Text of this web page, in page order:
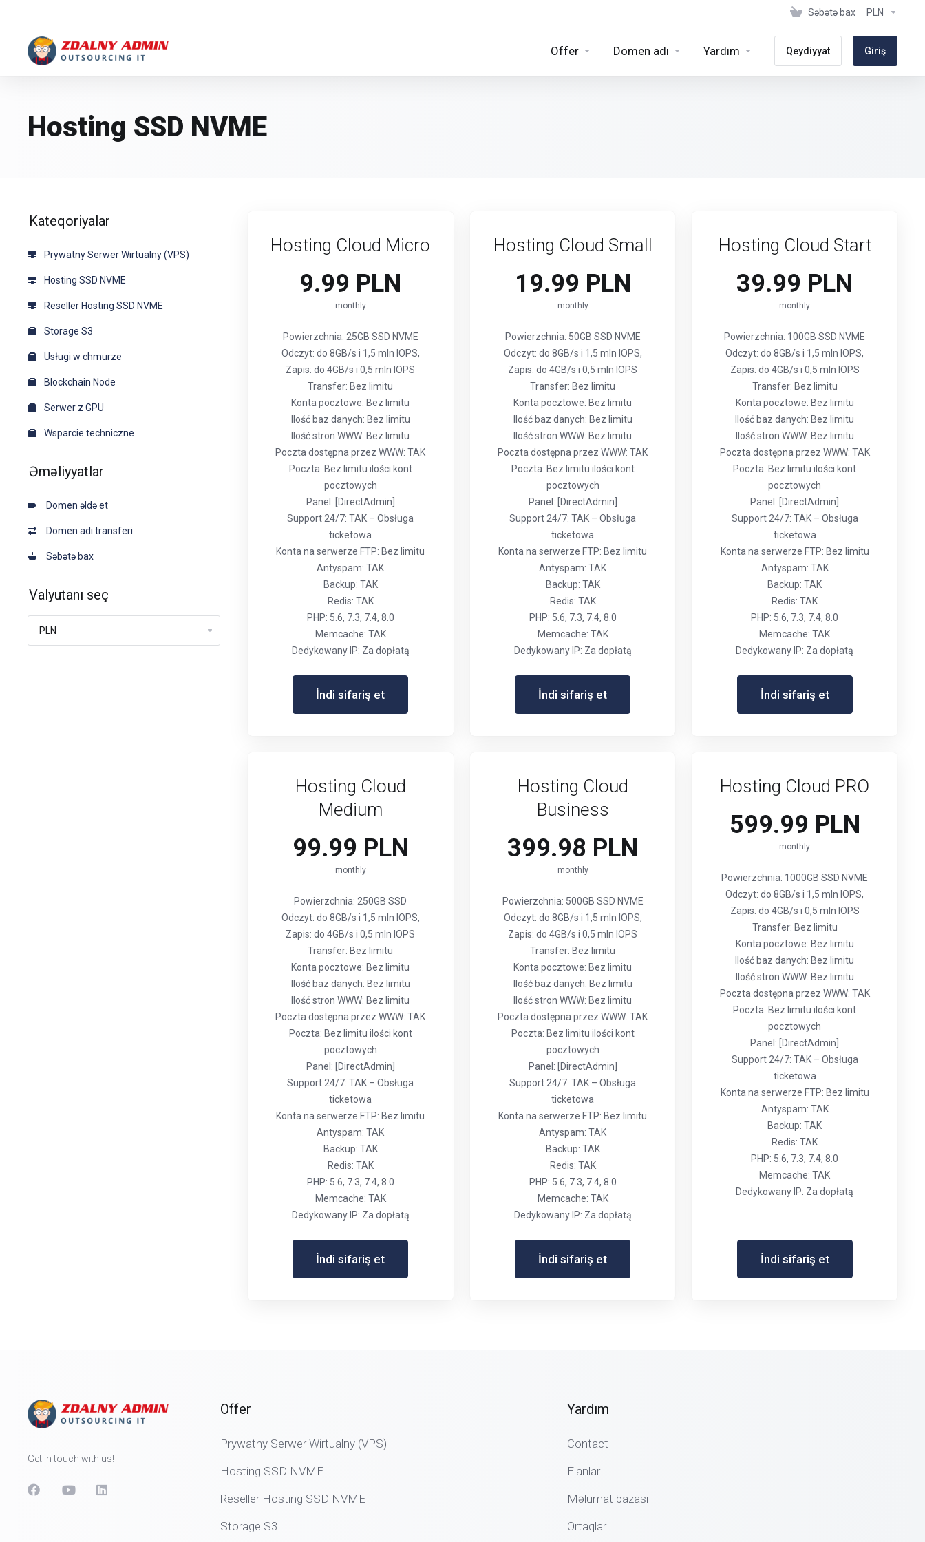
Səbətə bax PLN
Offer Domen adı Yardım Qeydiyyat Giriş
Hosting SSD NVME
Kateqoriyalar
Prywatny Serwer Wirtualny (VPS)
Hosting SSD NVME
Reseller Hosting SSD NVME
Storage S3
Usługi w chmurze
Blockchain Node
Serwer z GPU
Wsparcie techniczne
Əməliyyatlar
Domen əldə et
Domen adı transferi
Səbətə bax
Valyutanı seç
Hosting Cloud Micro
9.99 PLN
monthly
Powierzchnia: 25GB SSD NVME
Odczyt: do 8GB/s i 1,5 mln IOPS,
Zapis: do 4GB/s i 0,5 mln IOPS
Transfer: Bez limitu
Konta pocztowe: Bez limitu
Ilość baz danych: Bez limitu
Ilość stron WWW: Bez limitu
Poczta dostępna przez WWW: TAK
Poczta: Bez limitu ilości kont
pocztowych
Panel: [DirectAdmin]
Support 24/7: TAK – Obsługa
ticketowa
Konta na serwerze FTP: Bez limitu
Antyspam: TAK
Backup: TAK
Redis: TAK
PHP: 5.6, 7.3, 7.4, 8.0
Memcache: TAK
Dedykowany IP: Za dopłatą
İndi sifariş et
Hosting Cloud Small
19.99 PLN
monthly
Powierzchnia: 50GB SSD NVME
Odczyt: do 8GB/s i 1,5 mln IOPS,
Zapis: do 4GB/s i 0,5 mln IOPS
Transfer: Bez limitu
Konta pocztowe: Bez limitu
Ilość baz danych: Bez limitu
Ilość stron WWW: Bez limitu
Poczta dostępna przez WWW: TAK
Poczta: Bez limitu ilości kont
pocztowych
Panel: [DirectAdmin]
Support 24/7: TAK – Obsługa
ticketowa
Konta na serwerze FTP: Bez limitu
Antyspam: TAK
Backup: TAK
Redis: TAK
PHP: 5.6, 7.3, 7.4, 8.0
Memcache: TAK
Dedykowany IP: Za dopłatą
İndi sifariş et
Hosting Cloud Start
39.99 PLN
monthly
Powierzchnia: 100GB SSD NVME
Odczyt: do 8GB/s i 1,5 mln IOPS,
Zapis: do 4GB/s i 0,5 mln IOPS
Transfer: Bez limitu
Konta pocztowe: Bez limitu
Ilość baz danych: Bez limitu
Ilość stron WWW: Bez limitu
Poczta dostępna przez WWW: TAK
Poczta: Bez limitu ilości kont
pocztowych
Panel: [DirectAdmin]
Support 24/7: TAK – Obsługa
ticketowa
Konta na serwerze FTP: Bez limitu
Antyspam: TAK
Backup: TAK
Redis: TAK
PHP: 5.6, 7.3, 7.4, 8.0
Memcache: TAK
Dedykowany IP: Za dopłatą
İndi sifariş et
Hosting Cloud
Medium
99.99 PLN
monthly
Powierzchnia: 250GB SSD
Odczyt: do 8GB/s i 1,5 mln IOPS,
Zapis: do 4GB/s i 0,5 mln IOPS
Transfer: Bez limitu
Konta pocztowe: Bez limitu
Ilość baz danych: Bez limitu
Ilość stron WWW: Bez limitu
Poczta dostępna przez WWW: TAK
Poczta: Bez limitu ilości kont
pocztowych
Panel: [DirectAdmin]
Support 24/7: TAK – Obsługa
ticketowa
Konta na serwerze FTP: Bez limitu
Antyspam: TAK
Backup: TAK
Redis: TAK
PHP: 5.6, 7.3, 7.4, 8.0
Memcache: TAK
Dedykowany IP: Za dopłatą
İndi sifariş et
Hosting Cloud
Business
399.98 PLN
monthly
Powierzchnia: 500GB SSD NVME
Odczyt: do 8GB/s i 1,5 mln IOPS,
Zapis: do 4GB/s i 0,5 mln IOPS
Transfer: Bez limitu
Konta pocztowe: Bez limitu
Ilość baz danych: Bez limitu
Ilość stron WWW: Bez limitu
Poczta dostępna przez WWW: TAK
Poczta: Bez limitu ilości kont
pocztowych
Panel: [DirectAdmin]
Support 24/7: TAK – Obsługa
ticketowa
Konta na serwerze FTP: Bez limitu
Antyspam: TAK
Backup: TAK
Redis: TAK
PHP: 5.6, 7.3, 7.4, 8.0
Memcache: TAK
Dedykowany IP: Za dopłatą
İndi sifariş et
Hosting Cloud PRO
599.99 PLN
monthly
Powierzchnia: 1000GB SSD NVME
Odczyt: do 8GB/s i 1,5 mln IOPS,
Zapis: do 4GB/s i 0,5 mln IOPS
Transfer: Bez limitu
Konta pocztowe: Bez limitu
Ilość baz danych: Bez limitu
Ilość stron WWW: Bez limitu
Poczta dostępna przez WWW: TAK
Poczta: Bez limitu ilości kont
pocztowych
Panel: [DirectAdmin]
Support 24/7: TAK – Obsługa
ticketowa
Konta na serwerze FTP: Bez limitu
Antyspam: TAK
Backup: TAK
Redis: TAK
PHP: 5.6, 7.3, 7.4, 8.0
Memcache: TAK
Dedykowany IP: Za dopłatą
İndi sifariş et
Get in touch with us!
Offer
Prywatny Serwer Wirtualny (VPS)
Hosting SSD NVME
Reseller Hosting SSD NVME
Storage S3
Yardım
Contact
Elanlar
Məlumat bazası
Ortaqlar